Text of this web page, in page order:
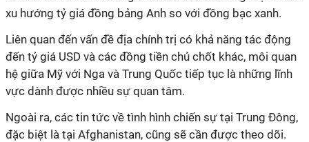
xu hướng tỷ giá đồng bảng Anh so với đồng bạc xanh.
Liên quan đến vấn đề địa chính trị có khả năng tác động
đến tỷ giá USD và các đồng tiền chủ chốt khác, môi quan
hệ giữa Mỹ với Nga và Trung Quốc tiếp tục là những lĩnh
vực dành được nhiều sự quan tâm.
Ngoài ra, các tin tức về tình hình chiến sự tại Trung Đông,
đặc biệt là tại Afghanistan, cũng sẽ cần được theo dõi.